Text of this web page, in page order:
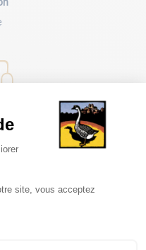
du
site, vous acceptez